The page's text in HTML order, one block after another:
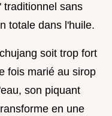
traditionnel sans
totale dans l'huile.
soit trop fort
fois marié au sirop
son piquant
en une